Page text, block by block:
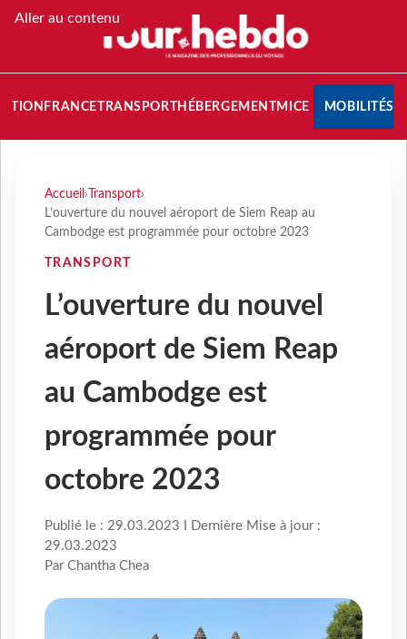
Aller au contenu
FRANCETRANSPORT HÉBERGEMENTMICE MOBILITÉS
Accueil › Transport›
L’ouverture du nouvel aéroport de Siem Reap au
Cambodge est programmée pour octobre 2023
TRANSPORT
L’ouverture du nouvel
aéroport de Siem Reap
au Cambodge est
programmée pour
octobre 2023
Publié le : 29.03.2023 I Dernière Mise à jour :
29.03.2023
Par Chantha Chea